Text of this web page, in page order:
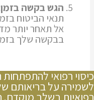
הגש בקשה בזמן
תנאי הביטוח
אל תאחר יותר
בבקשה שלך
כיסוי רפואי להתפתחות
לשמירה על בריאותם של
רפואיות בשלב מוקדם.